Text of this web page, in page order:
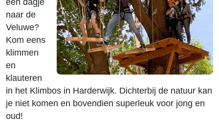
een dagje
naar de
Veluwe?
Kom eens
klimmen
en
klauteren
in het Klimbos in Harderwijk. Dichterbij de natuur kan
je niet komen en bovendien superleuk voor jong en
oud!